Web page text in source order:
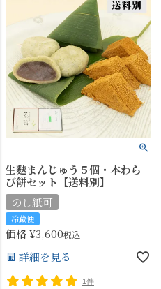
生麩まんじゅう５個・本わら
び餅セット【送料別】
のし紙可
冷蔵便
価格¥3,600税込
詳細を見る
1件